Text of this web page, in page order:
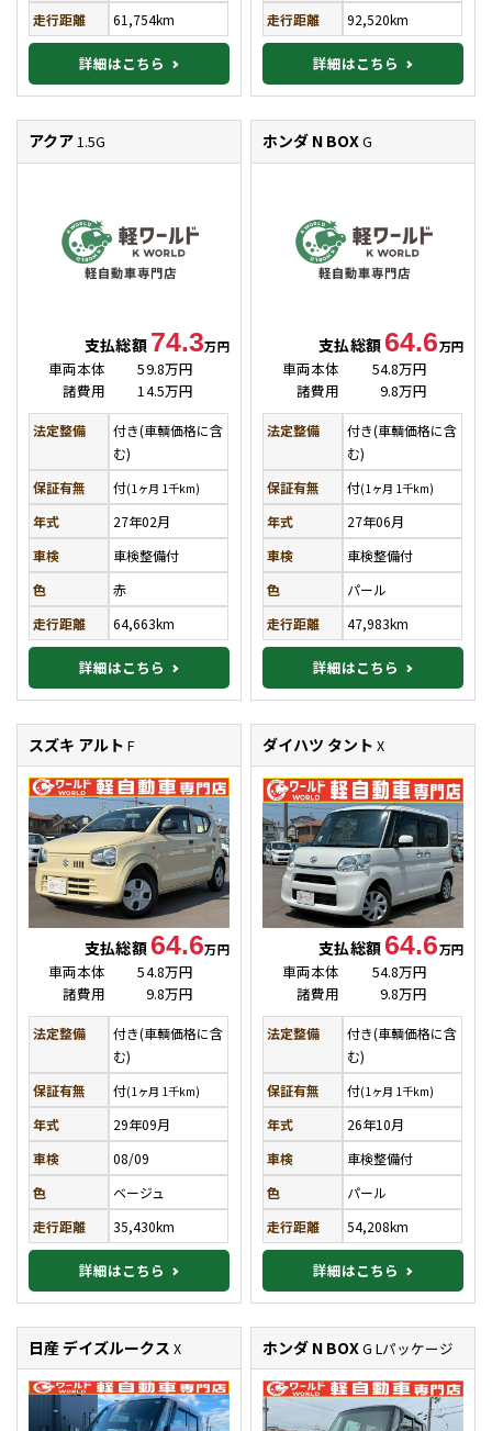
走行距離 61,754km
詳細はこちら
走行距離 92,520km
詳細はこちら
アクア1.5G
支払総額 74.3万円
車両本体
59.8万円
諸費用
14.5万円
法定整備
付き(車輌価格に含
む)
保証有無
付(1ヶ月 1千km)
年式
27年02月
車検
車検整備付
色
赤
走行距離
64,663km
詳細はこちら
ホンダ N BOXG
支払総額 64.6万円
車両本体
54.8万円
諸費用
9.8万円
法定整備
付き(車輌価格に含
む)
保証有無
付(1ヶ月 1千km)
年式
27年06月
車検
車検整備付
色
パール
走行距離
47,983km
詳細はこちら
スズキ アルトF
支払総額 64.6万円
車両本体
54.8万円
諸費用
9.8万円
法定整備
付き(車輌価格に含
む)
保証有無
付(1ヶ月 1千km)
年式
29年09月
車検
08/09
色
ベージュ
走行距離
35,430km
詳細はこちら
ダイハツ タントX
支払総額 64.6万円
車両本体
54.8万円
諸費用
9.8万円
法定整備
付き(車輌価格に含
む)
保証有無
付(1ヶ月 1千km)
年式
26年10月
車検
車検整備付
色
パール
走行距離
54,208km
詳細はこちら
日産 デイズルークスX ホンダ N BOXG Lパッケージ